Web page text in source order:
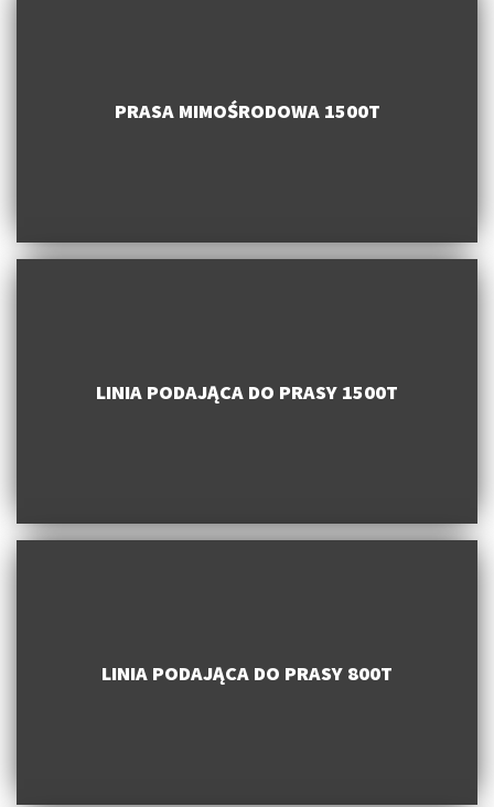
PRASA MIMOŚRODOWA 1500T
LINIA PODAJĄCA DO PRASY 1500T
LINIA PODAJĄCA DO PRASY 800T